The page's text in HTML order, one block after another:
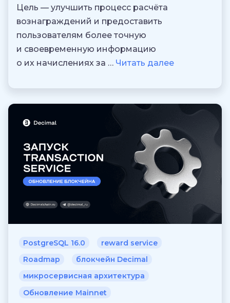
Цель — улучшить процесс расчёта
вознаграждений и предоставить
пользователям более точную
и своевременную информацию
о их начислениях за … Читать далее
PostgreSQL 16.0
reward service
Roadmap
блокчейн Decimal
микросервисная архитектура
Обновление Mainnet